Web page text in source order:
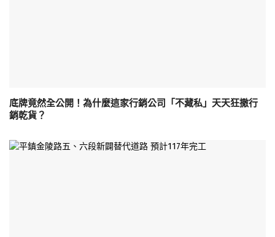
底牌竟然全公開！為什麼這家行銷公司「不藏私」天天狂撒行
銷乾貨？